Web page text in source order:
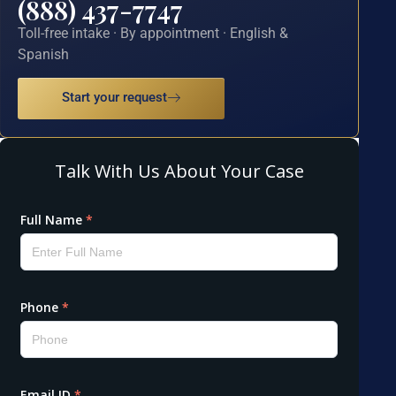
(888) 437-7747
Toll-free intake · By appointment · English &
Spanish
Start your request